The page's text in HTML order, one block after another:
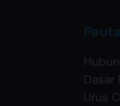
Dasar
Urus